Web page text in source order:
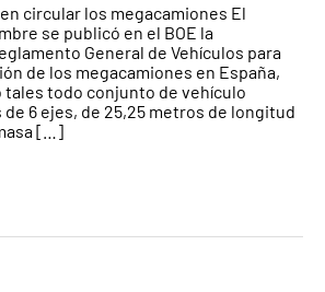
circular los megacamiones El
se publicó en el BOE la
General de Vehículos para
de los megacamiones en España,
todo conjunto de vehículo
6 ejes, de 25,25 metros de longitud
[…]